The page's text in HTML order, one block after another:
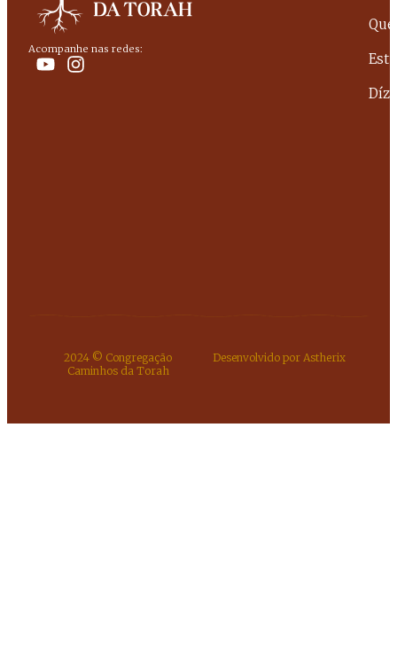
Acompanhe nas redes:
2024 © Congregação
Caminhos da Torah
Desenvolvido por Astherix